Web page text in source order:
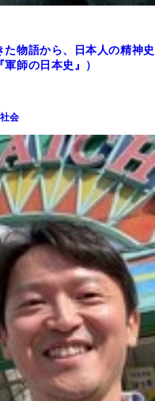
物語から、日本人の精神史
師の日本史』）
社会